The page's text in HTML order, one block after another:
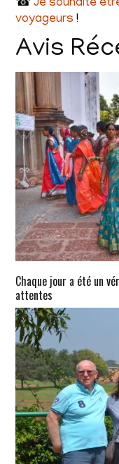
☎Je souhaite
voyageurs !
Avis
Chaque jour a été un
attentes